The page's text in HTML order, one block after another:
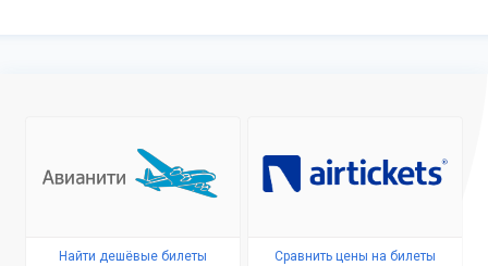
Найти дешёвые билеты Сравнить цены на билеты